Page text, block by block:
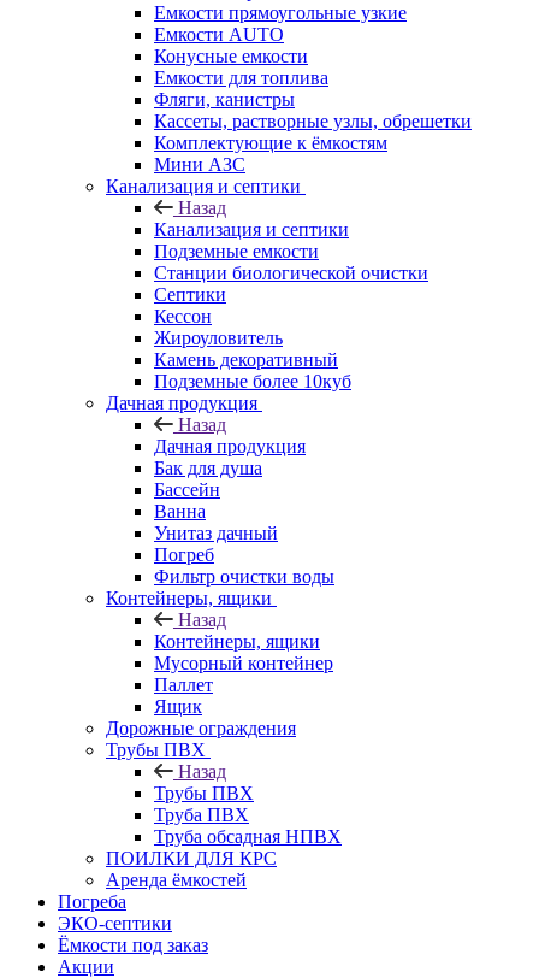
Емкости прямоугольные узкие
Емкости АUТО
Конусные емкости
Емкости для топлива
Фляги, канистры
Кассеты, растворные узлы, обрешетки
Комплектующие к ёмкостям
Мини АЗС
Канализация и септики
Назад
Канализация и септики
Подземные емкости
Станции биологической очистки
Септики
Кессон
Жироуловитель
Камень декоративный
Подземные более 10куб
Дачная продукция
Назад
Дачная продукция
Бак для душа
Бассейн
Ванна
Унитаз дачный
Погреб
Фильтр очистки воды
Контейнеры, ящики
Назад
Контейнеры, ящики
Мусорный контейнер
Паллет
Ящик
Дорожные ограждения
Трубы ПВХ
Назад
Трубы ПВХ
Труба ПВХ
Труба обсадная НПВХ
ПОИЛКИ ДЛЯ КРС
Аренда ёмкостей
Погреба
ЭКО-септики
Ёмкости под заказ
Акции